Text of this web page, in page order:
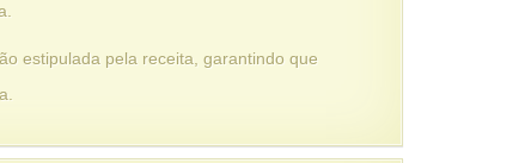
estipulada pela receita, garantindo que